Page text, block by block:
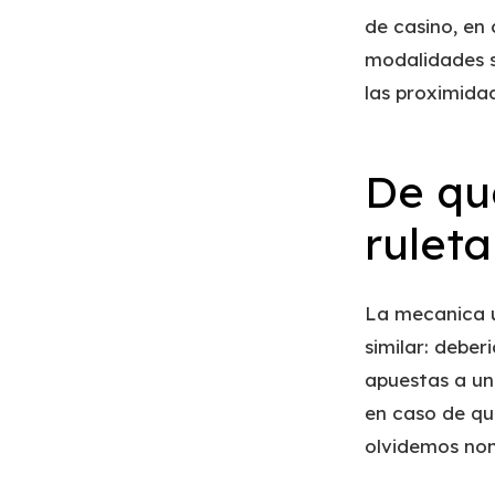
de casino,
modalidades
las
De
La mecanica
similar:
apuestas a
en caso de
olvidemos